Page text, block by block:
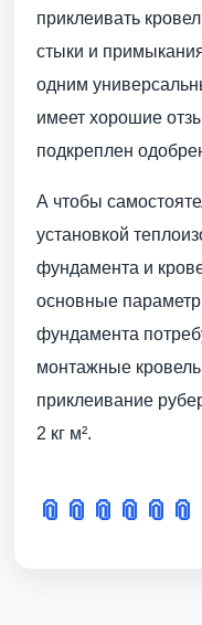
приклеивать
стыки и
одним
имеет хорошие
подкреплен
А чтобы
установкой
фундамента и
основные
фундамента
монтажные
приклеивание
2 кг м².
📎 📎 📎 📎 📎 📎